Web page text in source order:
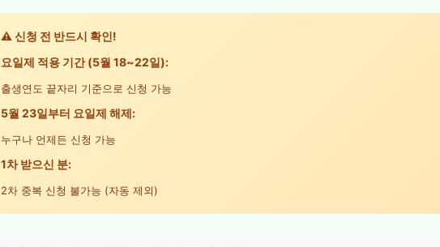
⚠️ 신청 전 반드시 확인!
요일제 적용 기간 (5월 18~22일):
출생연도 끝자리 기준으로 신청 가능
5월 23일부터 요일제 해제:
누구나 언제든 신청 가능
1차 받으신 분:
2차 중복 신청 불가능 (자동 제외)